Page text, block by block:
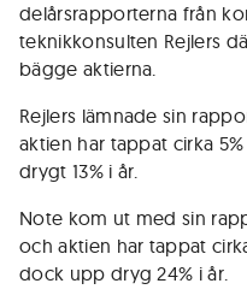
delårsrapporterna från
teknikkonsulten Rejlers
bägge aktierna.
Rejlers lämnade sin
aktien har tappat cirka
drygt 13% i år.
Note kom ut med sin
och aktien har tappat
dock upp dryg 24% i år.